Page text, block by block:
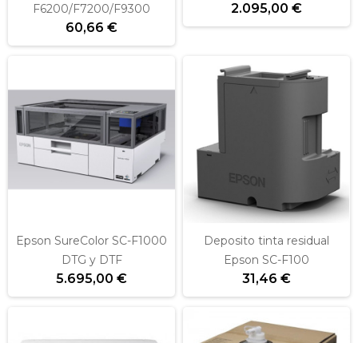
F6200/F7200/F9300
60,66 €
2.095,00 €
Epson SureColor SC-F1000
DTG y DTF
5.695,00 €
Deposito tinta residual
Epson SC-F100
31,46 €